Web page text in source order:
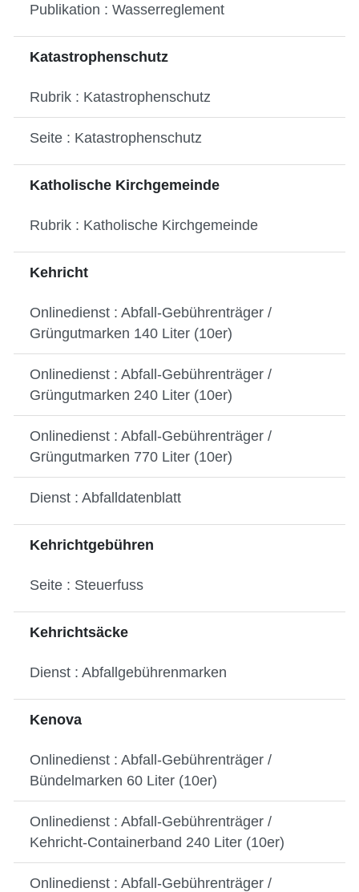
Publikation : Wasserreglement
Katastrophenschutz
Rubrik : Katastrophenschutz
Seite : Katastrophenschutz
Katholische Kirchgemeinde
Rubrik : Katholische Kirchgemeinde
Kehricht
Onlinedienst : Abfall-Gebührenträger /
Grüngutmarken 140 Liter (10er)
Onlinedienst : Abfall-Gebührenträger /
Grüngutmarken 240 Liter (10er)
Onlinedienst : Abfall-Gebührenträger /
Grüngutmarken 770 Liter (10er)
Dienst : Abfalldatenblatt
Kehrichtgebühren
Seite : Steuerfuss
Kehrichtsäcke
Dienst : Abfallgebührenmarken
Kenova
Onlinedienst : Abfall-Gebührenträger /
Bündelmarken 60 Liter (10er)
Onlinedienst : Abfall-Gebührenträger /
Kehricht-Containerband 240 Liter (10er)
Onlinedienst : Abfall-Gebührenträger /